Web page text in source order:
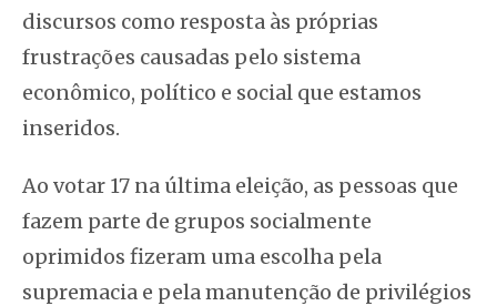
discursos como resposta às próprias
frustrações causadas pelo sistema
econômico, político e social que estamos
inseridos.
Ao votar 17 na última eleição, as pessoas que
fazem parte de grupos socialmente
oprimidos fizeram uma escolha pela
supremacia e pela manutenção de privilégios